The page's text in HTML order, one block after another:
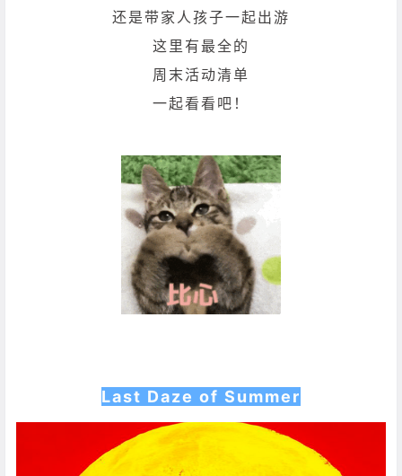
还是带家人孩子一起出游
这里有最全的
周末活动清单
一起看看吧！
Last Daze of Summer